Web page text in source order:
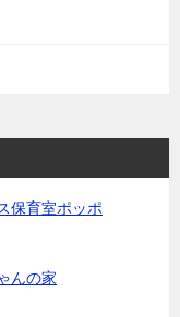
保育室ポッポ
んの家